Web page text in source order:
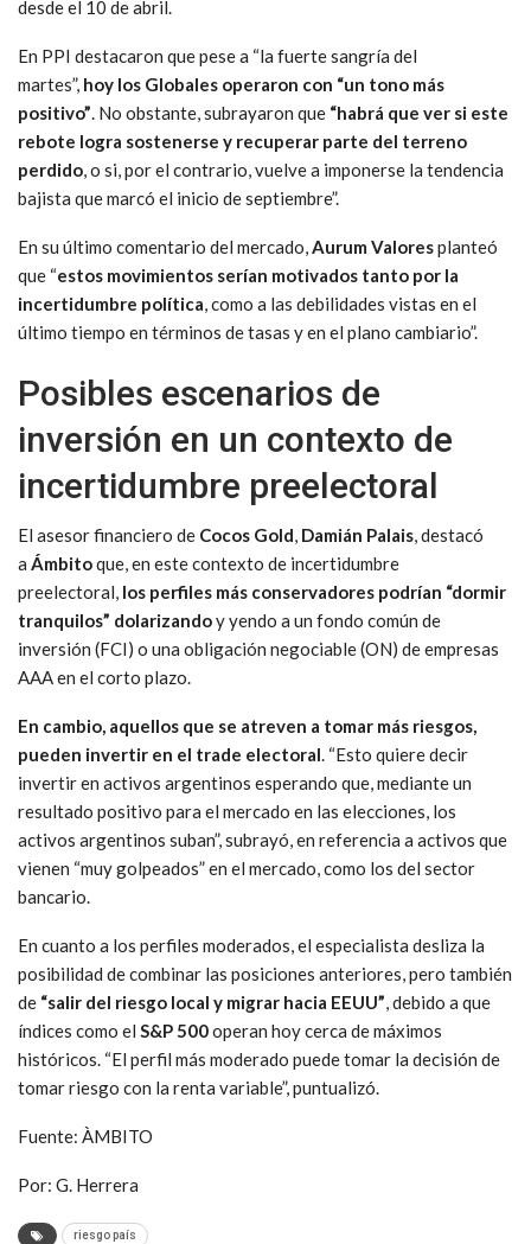
desde el 10 de abril.
En PPI destacaron que pese a “la fuerte sangría del
martes”, hoy los Globales operaron con “un tono más
positivo”. No obstante, subrayaron que “habrá que ver si este
rebote logra sostenerse y recuperar parte del terreno
perdido, o si, por el contrario, vuelve a imponerse la tendencia
bajista que marcó el inicio de septiembre”.
En su último comentario del mercado,Aurum Valoresplanteó
que “estos movimientos serían motivados tanto por la
incertidumbre política, como a las debilidades vistas en el
último tiempo en términos de tasas y en el plano cambiario”.
Posibles escenarios de
inversión en un contexto de
incertidumbre preelectoral
El asesor financiero de Cocos Gold, Damián Palais, destacó
a Ámbitoque, en este contexto de incertidumbre
preelectoral, los perfiles más conservadores podrían “dormir
tranquilos” dolarizandoy yendo a un fondo común de
inversión (FCI) o una obligación negociable (ON) de empresas
AAA en el corto plazo.
En cambio, aquellos que se atreven a tomar más riesgos,
pueden invertir en el trade electoral. “Esto quiere decir
invertir en activos argentinos esperando que, mediante un
resultado positivo para el mercado en las elecciones, los
activos argentinos suban”, subrayó, en referencia a activos que
vienen “muy golpeados” en el mercado, como los del sector
bancario.
En cuanto a los perfiles moderados, el especialista desliza la
posibilidad de combinar las posiciones anteriores, pero también
de “salir del riesgo local y migrar hacia EEUU”, debido a que
índices como el S&P 500operan hoy cerca de máximos
históricos. “El perfil más moderado puede tomar la decisión de
tomar riesgo con la renta variable”, puntualizó.
Fuente: ÀMBITO
Por: G. Herrera
riesgo país